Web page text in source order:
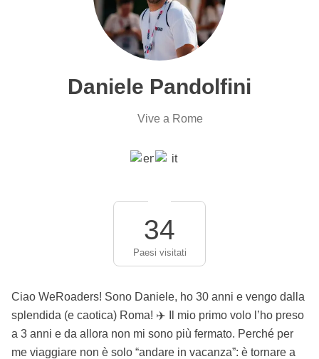
Daniele Pandolfini
Vive a Rome
34
Paesi visitati
Ciao WeRoaders! Sono Daniele, ho 30 anni e vengo dalla
splendida (e caotica) Roma! ✈️ Il mio primo volo l’ho preso
a 3 anni e da allora non mi sono più fermato. Perché per
me viaggiare non è solo “andare in vacanza”: è tornare a